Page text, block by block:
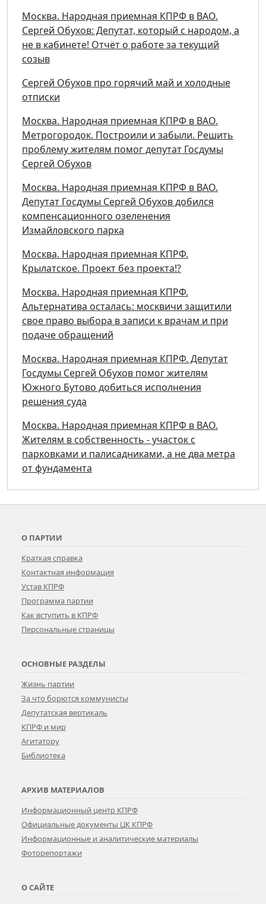
Москва. Народная приемная КПРФ в ВАО.
Сергей Обухов: Депутат, который с народом, а
не в кабинете! Отчёт о работе за текущий
созыв
Сергей Обухов про горячий май и холодные
отписки
Москва. Народная приемная КПРФ в ВАО.
Метрогородок. Построили и забыли. Решить
проблему жителям помог депутат Госдумы
Сергей Обухов
Москва. Народная приемная КПРФ в ВАО.
Депутат Госдумы Сергей Обухов добился
компенсационного озеленения
Измайловского парка
Москва. Народная приемная КПРФ.
Крылатское. Проект без проекта!?
Москва. Народная приемная КПРФ.
Альтернатива осталась: москвичи защитили
свое право выбора в записи к врачам и при
подаче обращений
Москва. Народная приемная КПРФ. Депутат
Госдумы Сергей Обухов помог жителям
Южного Бутово добиться исполнения
решения суда
Москва. Народная приемная КПРФ в ВАО.
Жителям в собственность - участок с
парковками и палисадниками, а не два метра
от фундамента
О ПАРТИИ
Краткая справка
Контактная информация
Устав КПРФ
Программа партии
Как вступить в КПРФ
Персональные страницы
ОСНОВНЫЕ РАЗДЕЛЫ
Жизнь партии
За что борются коммунисты
Депутатская вертикаль
КПРФ и мир
Агитатору
Библиотека
АРХИВ МАТЕРИАЛОВ
Информационный центр КПРФ
Официальные документы ЦК КПРФ
Информационные и аналитические материалы
Фоторепортажи
О САЙТЕ